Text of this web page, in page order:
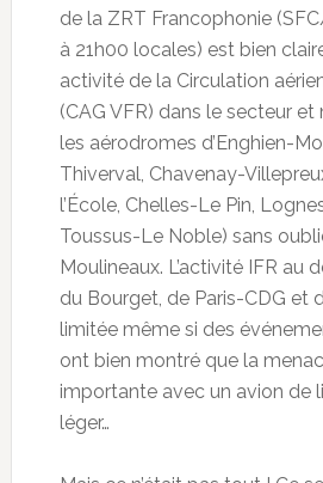
de la ZRT Francophonie
à 21h00 locales) est bien
activité de la Circulation
(CAG VFR) dans le secteur
les aérodromes d’Enghien-
Thiverval, Chavenay-
l’École, Chelles-Le Pin,
Toussus-Le Noble) sans
Moulineaux. L’activité IFR au
du Bourget, de Paris-CDG et
limitée même si des
ont bien montré que la
importante avec un avion de
léger…